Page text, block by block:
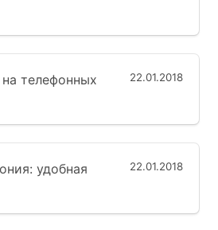
22.01.2018
телефонных
22.01.2018
удобная